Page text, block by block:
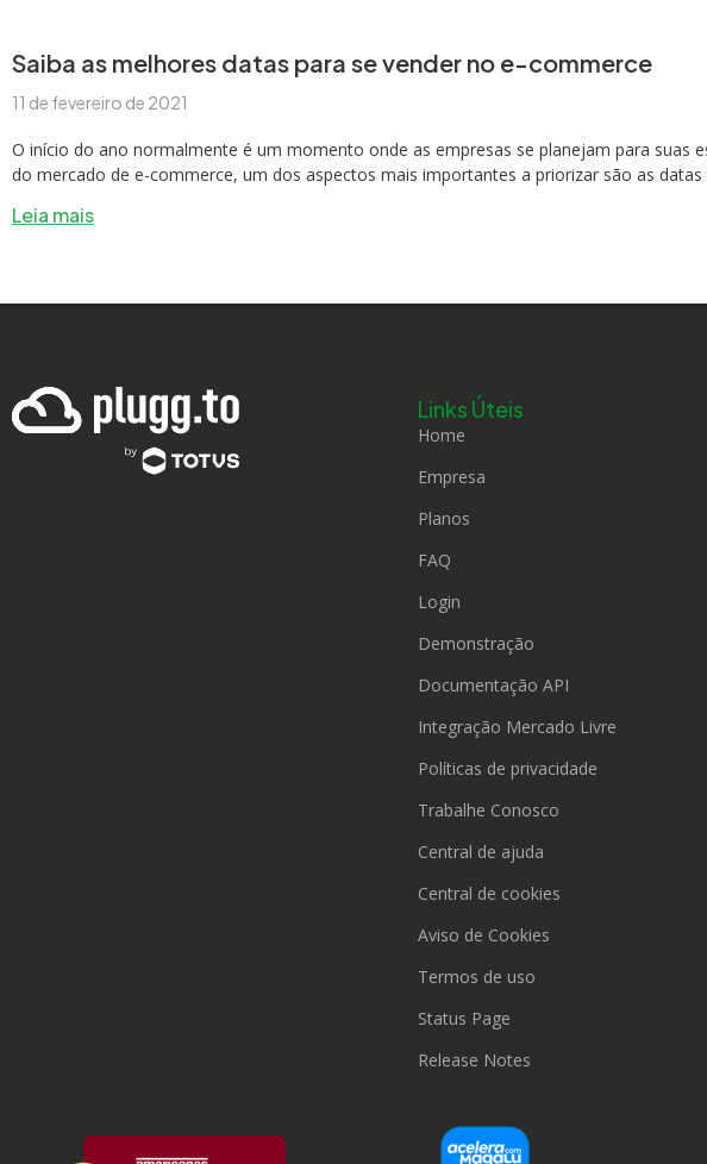
Saiba as melhores datas para se vender no e-commerce
11 de fevereiro de 2021
O início do ano normalmente é um momento onde as empresas se planejam para
do mercado de e-commerce, um dos aspectos mais importantes a priorizar são as
Leia mais
Links Úteis
Home
Empresa
Planos
FAQ
Login
Demonstração
Documentação API
Integração Mercado Livre
Políticas de privacidade
Trabalhe Conosco
Central de ajuda
Central de cookies
Aviso de Cookies
Termos de uso
Status Page
Release Notes